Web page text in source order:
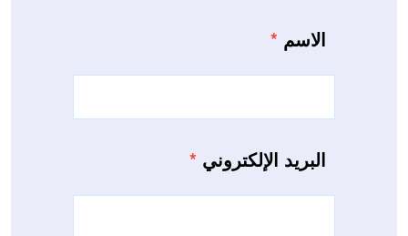
الاسم *
البريد الإلكتروني *